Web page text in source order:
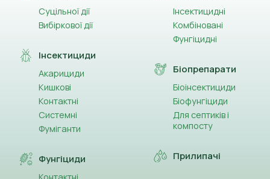
Суцільної дії
Вибіркової дії
Інсектициди
Акарициди
Кишкові
Контактні
Системні
Фуміганти
Фунгіциди
Інсектицидні
Комбіновані
Фунгіцидні
Біопрепарати
Біоінсектициди
Біофунгіциди
Для септиків і
компосту
Прилипачі